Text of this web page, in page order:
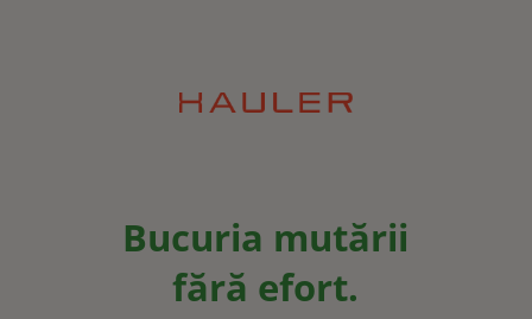
Bucuria mutării
fără efort.